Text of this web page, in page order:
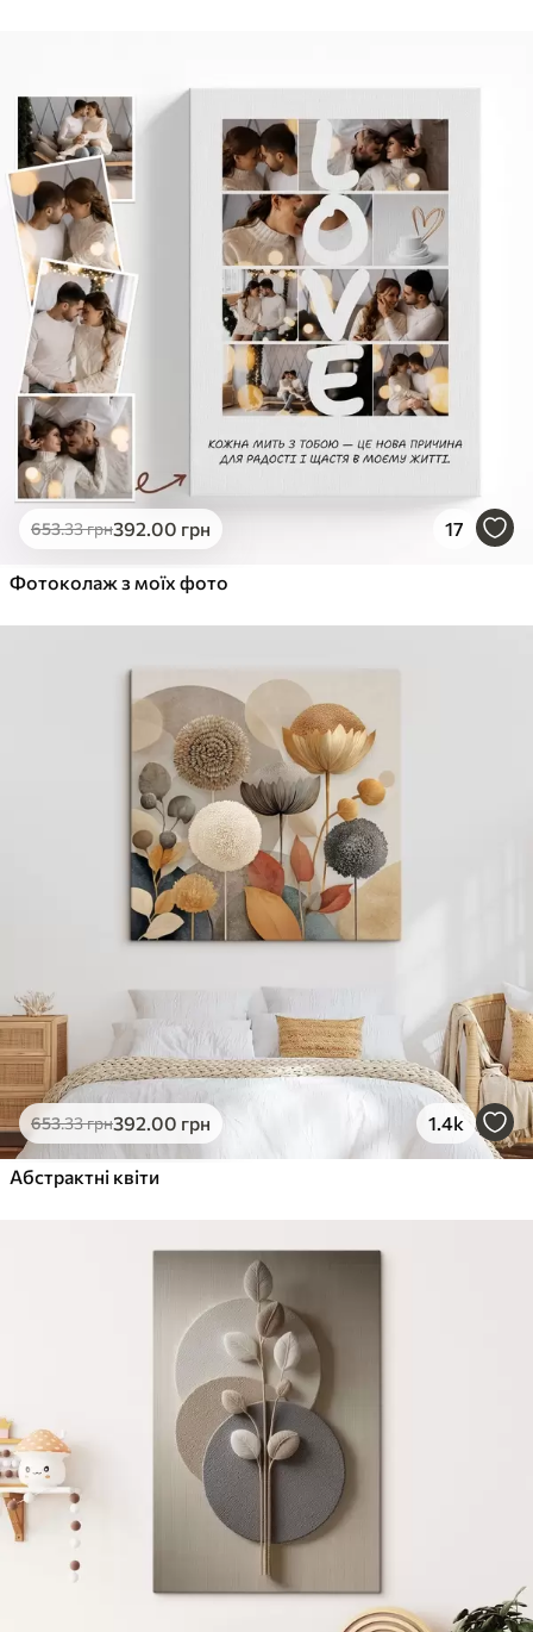
✓Стійкість до вицвітання
✓Безпечне чорнило без запаху
✗Поверхня з текстурою полотна
✗Екологічний матеріал
Преміум
Від363.00грн
✓Яскраві, насичені кольори
✓ Стійкість до вицвітання
✓Безпечне чорнило без запаху
✓Поверхня з текстурою полотна
✗Екологічний матеріал
Еко-Преміум
.00грн
✓Яскраві, насичені кольори
Поверхня з текстурою полотна
Екологічний матеріал
653.33грн392.00 грн 17
Фотоколаж з моїх фото
653.33грн392.00 грн 1.4k
Абстрактні квіти